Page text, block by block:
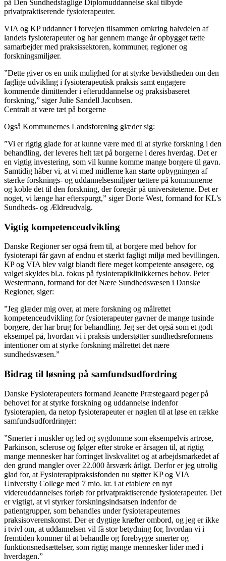
på Den Sundhedsfaglige Diplomuddannelse skal tilbyde
privatpraktiserende fysioterapeuter.
VIA og KP uddanner i forvejen tilsammen omkring halvdelen af
landets fysioterapeuter og har gennem mange år opbygget tætte
samarbejder med praksissektoren, kommuner, regioner og
forskningsmiljøer.
”Dette giver os en unik mulighed for at styrke bevidstheden om den
faglige udvikling i fysioterapeutisk praksis samt engagere
kommende dimittender i efteruddannelse og praksisbaseret
forskning,” siger Julie Sandell Jacobsen.
Centralt at være tæt på borgerne
Også Kommunernes Landsforening glæder sig:
”Vi er rigtig glade for at kunne være med til at styrke forskning i den
behandling, der leveres helt tæt på borgerne i deres hverdag. Det er
en vigtig investering, som vil kunne komme mange borgere til gavn.
Samtidig håber vi, at vi med midlerne kan starte opbygningen af
stærke forsknings- og uddannelsesmiljøer tættere på kommunerne
og koble det til den forskning, der foregår på universiteterne. Det er
noget, vi længe har efterspurgt,” siger Dorte West, formand for KL’s
Sundheds- og Ældreudvalg.
Vigtig kompetenceudvikling
Danske Regioner ser også frem til, at borgere med behov for
fysioterapi får gavn af endnu et stærkt fagligt miljø med bevillingen.
KP og VIA blev valgt blandt flere meget kompetente ansøgere, og
valget skyldes bl.a. fokus på fysioterapiklinikkernes behov. Peter
Westermann, formand for det Nære Sundhedsvæsen i Danske
Regioner, siger:
”Jeg glæder mig over, at mere forskning og målrettet
kompetenceudvikling for fysioterapeuter gavner de mange tusinde
borgere, der har brug for behandling. Jeg ser det også som et godt
eksempel på, hvordan vi i praksis understøtter sundhedsreformens
intentioner om at styrke forskning målrettet det nære
sundhedsvæsen.”
Bidrag til løsning på samfundsudfordring
Danske Fysioterapeuters formand Jeanette Præstegaard peger på
behovet for at styrke forskning og uddannelse indenfor
fysioterapien, da netop fysioterapeuter er nøglen til at løse en række
samfundsudfordringer:
”Smerter i muskler og led og sygdomme som eksempelvis artrose,
Parkinson, sclerose og følger efter stroke er årsagen til, at rigtig
mange mennesker har forringet livskvalitet og at arbejdsmarkedet af
den grund mangler over 22.000 årsværk årligt. Derfor er jeg utrolig
glad for, at Fysioterapipraksisfonden nu støtter KP og VIA
University College med 7 mio. kr. i at etablere en nyt
videreuddannelses forløb for privatpraktiserende fysioterapeuter. Det
er vigtigt, at vi styrker forskningsindsatsen indenfor de
patientgrupper, som behandles under fysioterapeuternes
praksisoverenskomst. Der er dygtige kræfter ombord, og jeg er ikke
i tvivl om, at uddannelsen vil få stor betydning for, hvordan vi i
fremtiden kommer til at behandle og forebygge smerter og
funktionsnedsættelser, som rigtig mange mennesker lider med i
hverdagen.”